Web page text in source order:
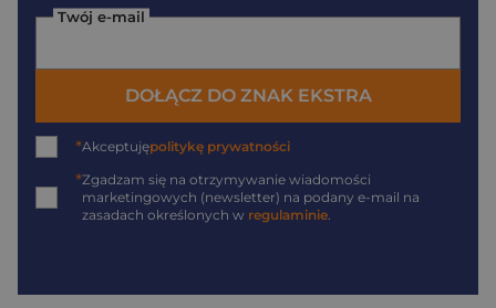
Twój e-mail
DOŁĄCZ DO ZNAK EKSTRA
*Akceptujępolitykę prywatności
*Zgadzam się na otrzymywanie wiadomości
marketingowych (newsletter) na podany e-mail na
zasadach określonych w regulaminie